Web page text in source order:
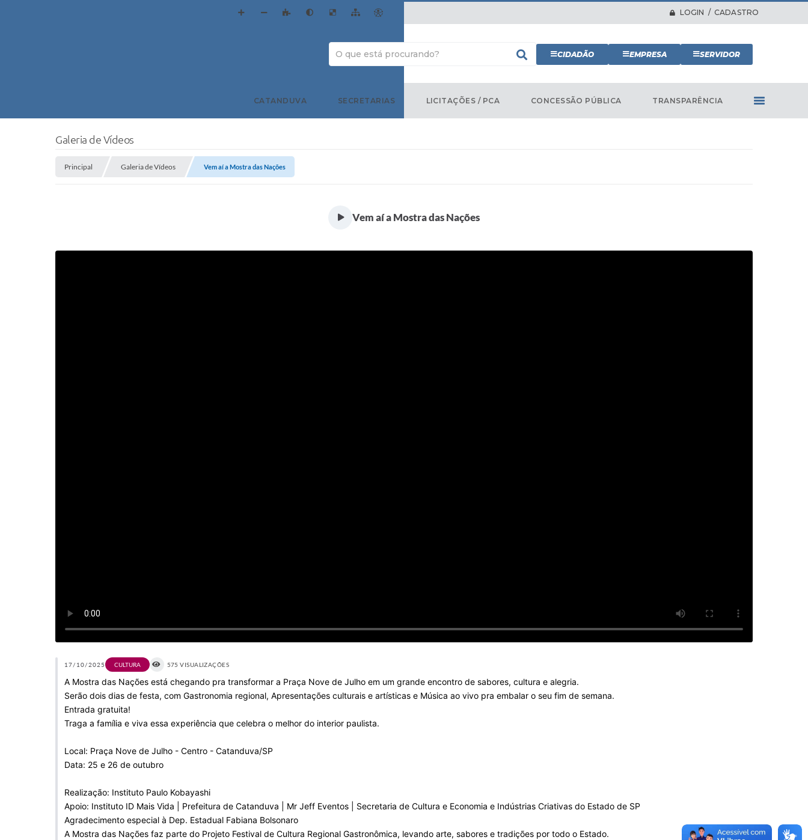
LOGIN / CADASTRO
CIDADÃO EMPRESA SERVIDOR
CATANDUVA SECRETARIAS LICITAÇÕES / PCA CONCESSÃO PÚBLICA TRANSPARÊNCIA
Galeria de Vídeos
Principal Galeria de Vídeos Vem aí a Mostra das Nações
Vem aí a Mostra das Nações
17/10/2025 CULTURA 575 VISUALIZAÇÕES
A Mostra das Nações está chegando pra transformar a Praça Nove de Julho em um grande encontro de sabores, cultura e alegria.
Serão dois dias de festa, com Gastronomia regional, Apresentações culturais e artísticas e Música ao vivo pra embalar o seu fim de semana.
Entrada gratuita!
Traga a família e viva essa experiência que celebra o melhor do interior paulista.
Local: Praça Nove de Julho - Centro - Catanduva/SP
Data: 25 e 26 de outubro
Realização: Instituto Paulo Kobayashi
Apoio: Instituto ID Mais Vida | Prefeitura de Catanduva | Mr Jeff Eventos | Secretaria de Cultura e Economia e Indústrias Criativas do Estado de SP
Agradecimento especial à Dep. Estadual Fabiana Bolsonaro
A Mostra das Nações faz parte do Projeto Festival de Cultura Regional Gastronômica, levando arte, sabores e tradições por todo o Estado.